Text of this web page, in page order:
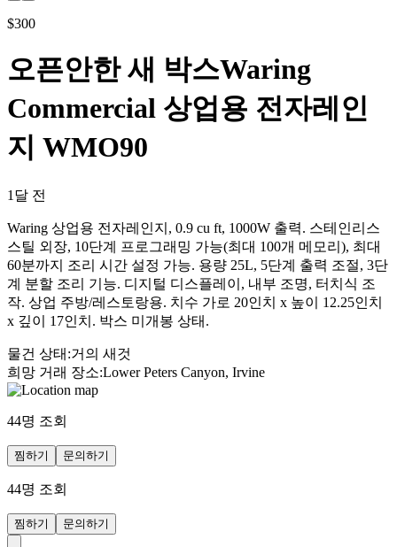
$300
오픈안한 새 박스Waring
Commercial 상업용 전자레인
지 WMO90
1달 전
Waring 상업용 전자레인지, 0.9 cu ft, 1000W 출력. 스테인리스
스틸 외장, 10단계 프로그래밍 가능(최대 100개 메모리), 최대
60분까지 조리 시간 설정 가능. 용량 25L, 5단계 출력 조절, 3단
계 분할 조리 기능. 디지털 디스플레이, 내부 조명, 터치식 조
작. 상업 주방/레스토랑용. 치수 가로 20인치 x 높이 12.25인치
x 깊이 17인치. 박스 미개봉 상태.
물건 상태 :거의 새것
희망 거래 장소:Lower Peters Canyon, Irvine
44명 조회
찜하기 문의하기
44명 조회
찜하기 문의하기